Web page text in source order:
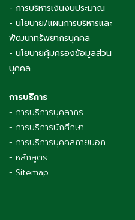
- การบริหารเงินงบประมาณ
- นโยบาย/แผนการบริหารและ
พัฒนาทรัพยากรบุคคล
- นโยบายคุ้มครองข้อมูลส่วน
บุคคล
การบริการ
- การบริการบุคลากร
- การบริการนักศึกษา
- การบริการบุคคลภายนอก
- หลักสูตร
- Sitemap